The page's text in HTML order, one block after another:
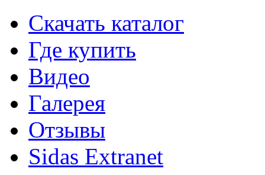
Скачать каталог
Где купить
Видео
Галерея
Отзывы
Sidas Extranet